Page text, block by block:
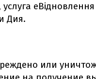
Дия.
или